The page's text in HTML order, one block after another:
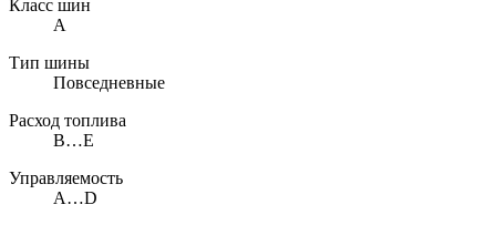
Класс шин
A
Тип шины
Повседневные
Расход топлива
B…E
Управляемость
A…D